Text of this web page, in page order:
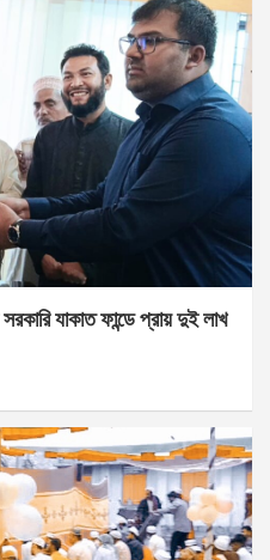
যাকাত ফান্ডে প্রায় দুই লাখ